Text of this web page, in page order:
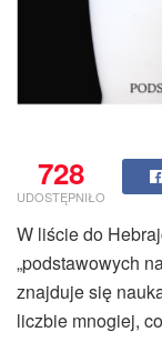
728
UDOSTĘPNIŁO
W liście do
„podstawowych
znajduje się
liczbie mnogiej,